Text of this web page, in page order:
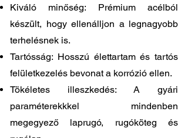
Kiváló minőség: Prémium acélból
készült, hogy ellenálljon a legnagyobb
terhelésnek is.
Tartósság: Hosszú élettartam és tartós
felületkezelés bevonat a korrózió ellen.
Tökéletes illeszkedés: A gyári
paraméterekkkel mindenben
megegyező laprugó, rugóköteg és